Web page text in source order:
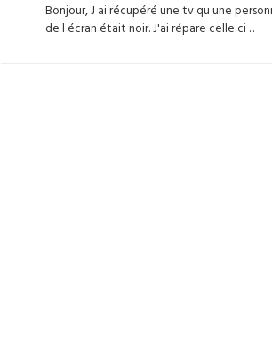
Bonjour, J ai récupéré une tv qu une
de l écran était noir. J'ai répare celle ci ...